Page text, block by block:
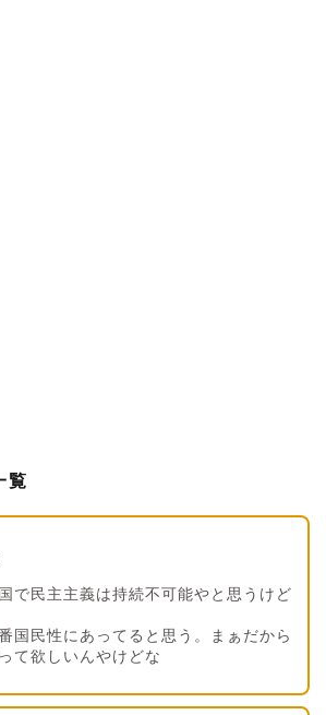
覧
で民主主義は持続不可能やと思うけど
国民性にあってると思う。まぁだから
て欲しいんやけどな